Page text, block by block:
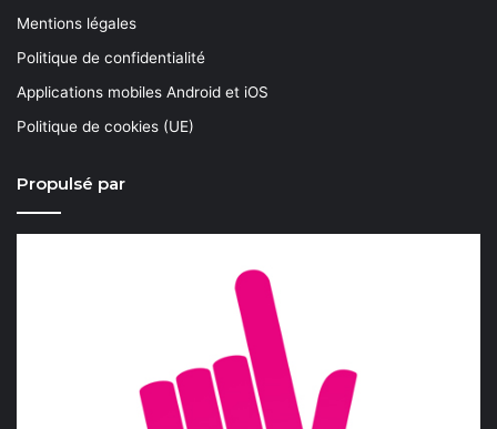
Mentions légales
Politique de confidentialité
Applications mobiles Android et iOS
Politique de cookies (UE)
Propulsé par